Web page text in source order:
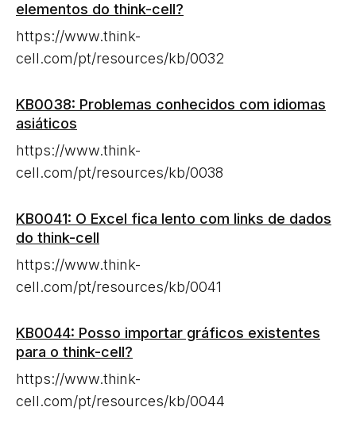
elementos do think-cell?
https://www.think-
cell.com/pt/resources/kb/0032
KB0038: Problemas conhecidos com idiomas
asiáticos
https://www.think-
cell.com/pt/resources/kb/0038
KB0041: O Excel fica lento com links de dados
do think-cell
https://www.think-
cell.com/pt/resources/kb/0041
KB0044: Posso importar gráficos existentes
para o think-cell?
https://www.think-
cell.com/pt/resources/kb/0044